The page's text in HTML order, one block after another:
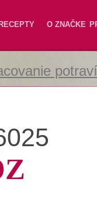
RECEPTY O ZNAČKE